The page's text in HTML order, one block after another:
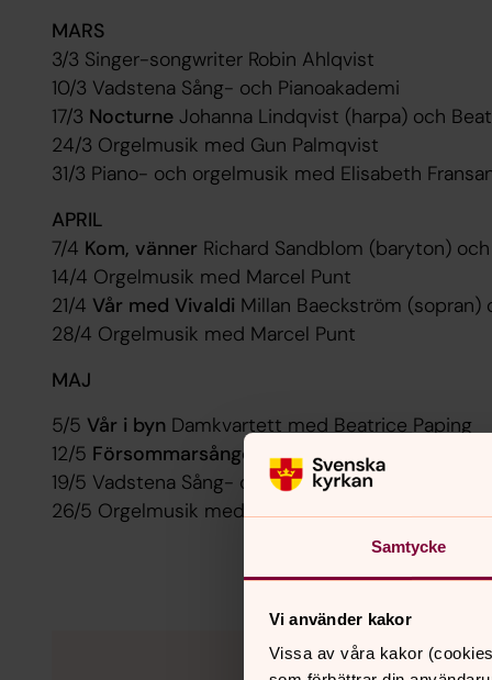
Samtycke
Vi använder kakor
Vissa av våra kakor
MARS
3/3 Singer-songwriter Robin Ahlqvist
10/3 Vadstena Sång- och Pianoakademi
17/3 Nocturne Johanna Lindqvist (harpa) och
24/3 Orgelmusik med Gun Palmqvist
31/3 Piano- och orgelmusik med Elisabeth
APRIL
7/4 Kom, vänner Richard Sandblom (baryton)
14/4 Orgelmusik med Marcel Punt
21/4 Vår med Vivaldi Millan Baeckström (sopran)
28/4 Orgelmusik med Marcel Punt
MAJ
5/5 Vår i bynDamkvartett med Beatrice Paping
12/5 Försommarsånger
Personal, förtroendevalda
19/5 Vadstena Sång- och Pianoakademi
26/5 Orgelmusik med Marcel Punt